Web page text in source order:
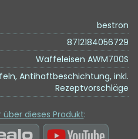
bestron
8712184056729
Waffeleisen AWM700S
Antihaftbeschichtung, inkl.
Rezeptvorschläge
dieses Produkt: